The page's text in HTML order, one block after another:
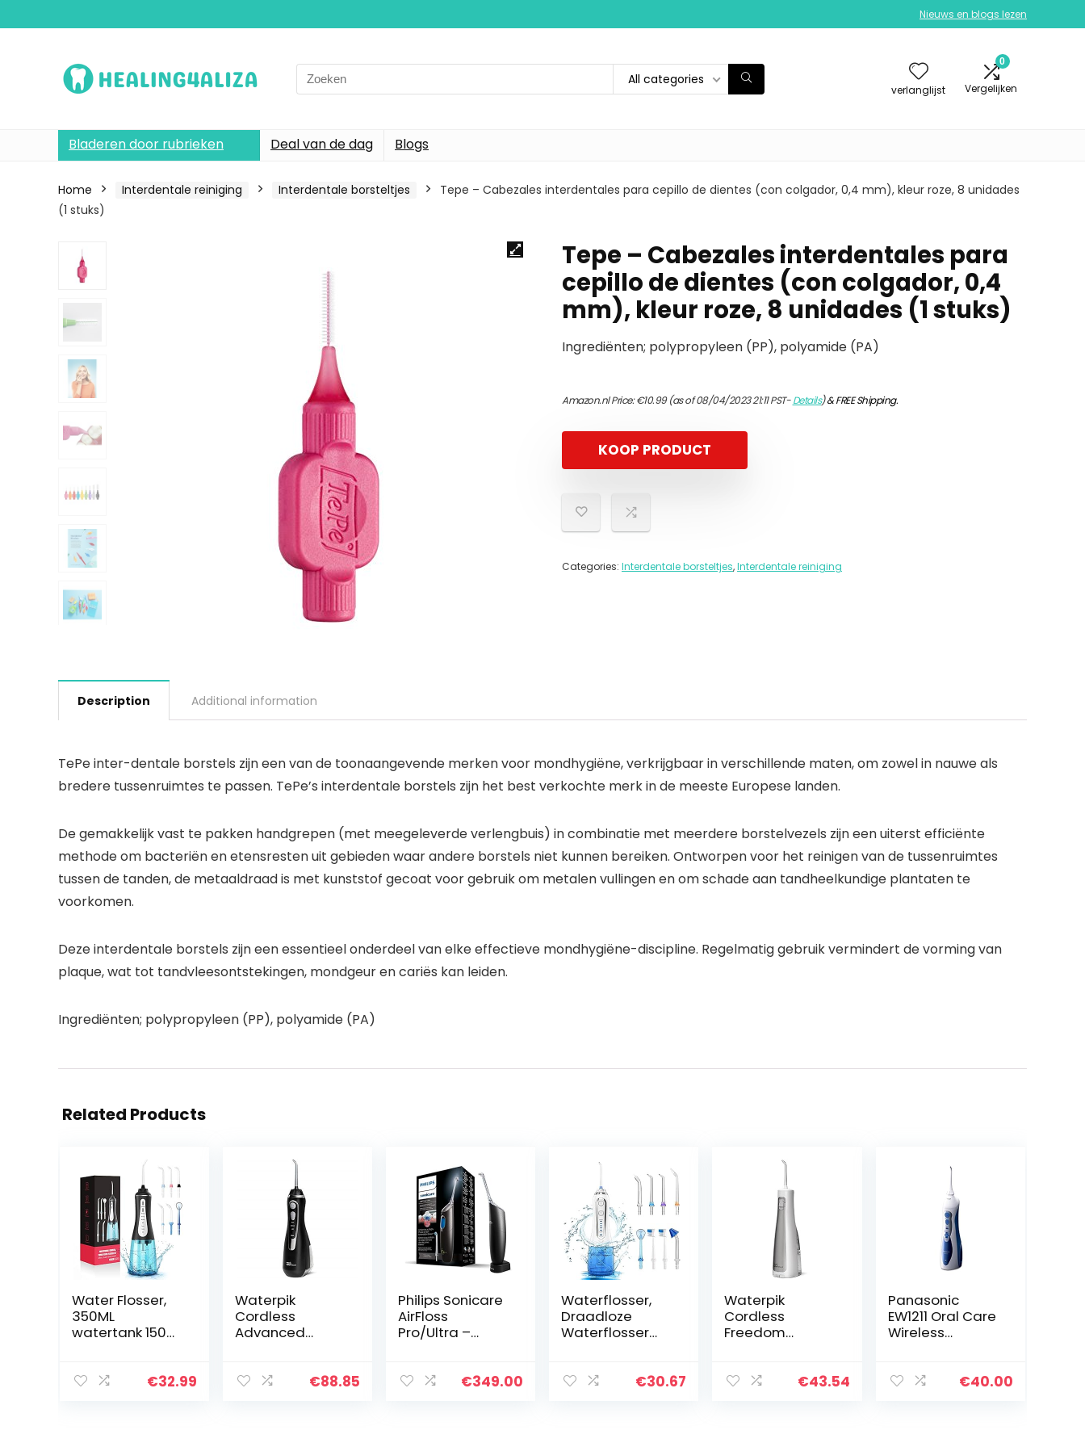
Nieuws en blogs lezen
Search
for:
All categories
verlanglijst
0
Vergelijken
Bladeren door rubrieken Deal van de dag Blogs
Home Interdentale reiniging Interdentale borsteltjes
Tepe – Cabezales interdentales para cepillo de dientes (con colgador, 0,4 mm), kleur roze, 8 unidades
(1 stuks)
Tepe – Cabezales interdentales para
cepillo de dientes (con colgador, 0,4
mm), kleur roze, 8 unidades (1 stuks)
Ingrediënten; polypropyleen (PP), polyamide (PA)
Amazon.nl Price:€10.99(as of 08/04/2023 21:11 PST-Details)&FREE Shipping.
KOOP PRODUCT
Categories: Interdentale borsteltjes,Interdentale reiniging
Description Additional information
TePe inter-dentale borstels zijn een van de toonaangevende merken voor mondhygiëne, verkrijgbaar in verschillende maten, om zowel in nauwe als
bredere tussenruimtes te passen. TePe’s interdentale borstels zijn het best verkochte merk in de meeste Europese landen.
De gemakkelijk vast te pakken handgrepen (met meegeleverde verlengbuis) in combinatie met meerdere borstelvezels zijn een uiterst efficiënte
methode om bacteriën en etensresten uit gebieden waar andere borstels niet kunnen bereiken. Ontworpen voor het reinigen van de tussenruimtes
tussen de tanden, de metaaldraad is met kunststof gecoat voor gebruik om metalen vullingen en om schade aan tandheelkundige plantaten te
voorkomen.
Deze interdentale borstels zijn een essentieel onderdeel van elke effectieve mondhygiëne-discipline. Regelmatig gebruik vermindert de vorming van
plaque, wat tot tandvleesontstekingen, mondgeur en cariës kan leiden.
Ingrediënten; polypropyleen (PP), polyamide (PA)
Related Products
Water Flosser,
350ML
watertank 150
Elektrisch met 5
€32.99
Waterpik
Cordless
Advanced
met 3
€88.85
Philips Sonicare
AirFloss
Pro/Ultra –
HX8438/03)
€349.00
Waterflosser,
Draadloze
Waterflosser
Gravity Ball€30.67
Waterpik
Cordless
Freedom
Waterdicht€43.54
Panasonic
EW1211 Oral Care
Wireless
with 2-Mode
€40.00